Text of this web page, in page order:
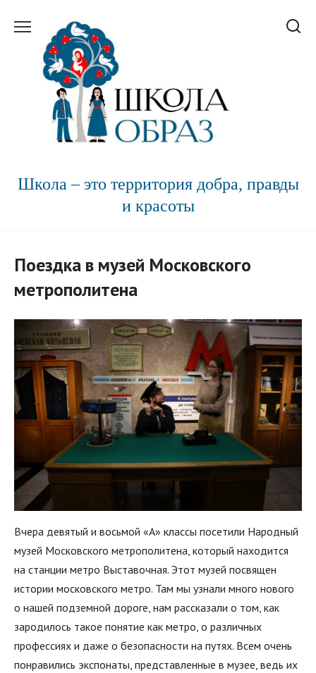
содержанию
Школа – это территория добра, правды
и красоты
Поездка в музей Московского
метрополитена
Вчера девятый и восьмой «А» классы посетили Народный
музей Московского метрополитена, который находится
на станции метро Выставочная. Этот музей посвящен
истории московского метро. Там мы узнали много нового
о нашей подземной дороге, нам рассказали о том, как
зародилось такое понятие как метро, о различных
профессиях и даже о безопасности на путях. Всем очень
понравились экспонаты, представленные в музее, ведь их